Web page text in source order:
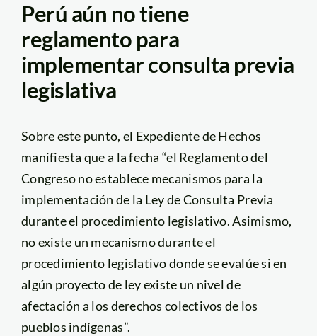
Perú aún no tiene
reglamento para
implementar consulta previa
legislativa
Sobre este punto, el Expediente de Hechos
manifiesta que a la fecha “el Reglamento del
Congreso no establece mecanismos para la
implementación de la Ley de Consulta Previa
durante el procedimiento legislativo. Asimismo,
no existe un mecanismo durante el
procedimiento legislativo donde se evalúe si en
algún proyecto de ley existe un nivel de
afectación a los derechos colectivos de los
pueblos indígenas”.